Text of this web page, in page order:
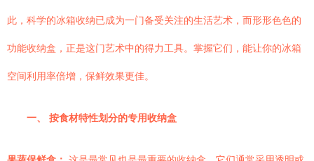
此，科学的冰箱收纳已成为一门备受关注的生活艺术，而形形色色的
功能收纳盒，正是这门艺术中的得力工具。掌握它们，能让你的冰箱
空间利用率倍增，保鲜效果更佳。
一、 按食材特性划分的专用收纳盒